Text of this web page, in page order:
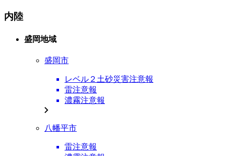
内陸
盛岡地域
盛岡市
レベル２土砂災害注意報
雷注意報
濃霧注意報
八幡平市
雷注意報